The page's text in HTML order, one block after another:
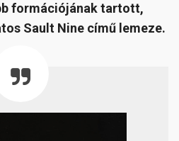
formációjának tartott,
Sault Nine című lemeze.